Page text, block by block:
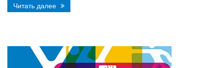
Читать далее